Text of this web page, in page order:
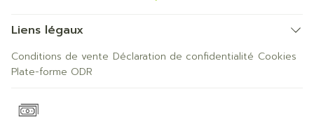
Liens légaux
Conditions de vente Déclaration de confidentialité Cookies
Plate-forme ODR